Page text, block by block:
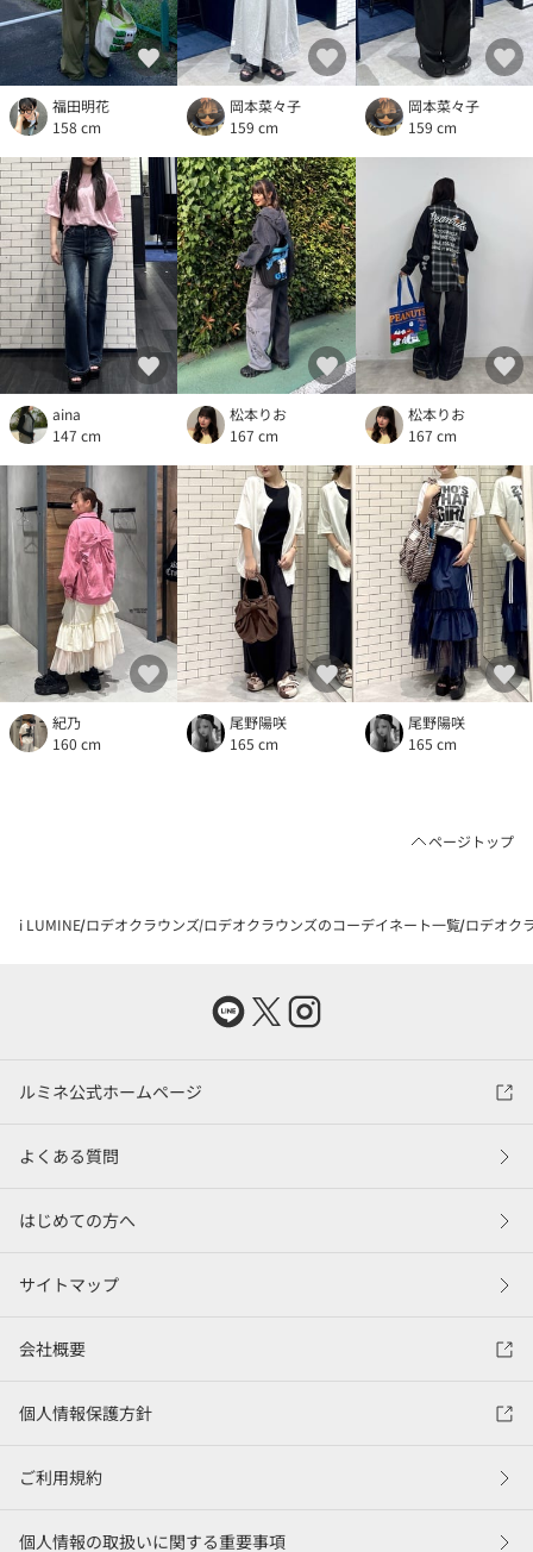
福田明花
158 cm
岡本菜々子
159 cm
岡本菜々子
159 cm
aina
147 cm
松本りお
167 cm
松本りお
167 cm
紀乃
160 cm
尾野陽咲
165 cm
尾野陽咲
165 cm
ページトップ
i LUMINE ロデオクラウンズ ロデオクラウンズのコーデイネート一覧 ロデオク
ルミネ公式ホームページ
よくある質問
はじめての方へ
サイトマップ
会社概要
個人情報保護方針
ご利用規約
個人情報の取扱いに関する重要事項